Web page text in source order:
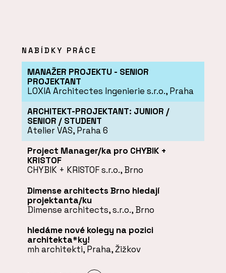
NABÍDKY PRÁCE
MANAŽER PROJEKTU - SENIOR
PROJEKTANT
LOXIA Architectes Ingenierie s.r.o., Praha
ARCHITEKT-PROJEKTANT: JUNIOR /
SENIOR / STUDENT
Atelier VAS, Praha 6
Project Manager/ka pro CHYBIK +
KRISTOF
CHYBIK + KRISTOF s.r.o., Brno
Dimense architects Brno hledají
projektanta/ku
Dimense architects, s.r.o., Brno
hledáme nové kolegy na pozici
architekta*ky!
mh architekti, Praha, Žižkov